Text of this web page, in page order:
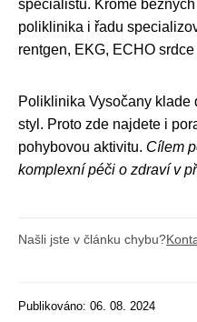
specialistů. Kromě
poliklinika i řadu
rentgen, EKG, ECHO
Poliklinika Vysočany klade
styl. Proto zde najdete i
pohybovou aktivitu. Cílem
komplexní péči o zdraví v
Našli jste v článku chybu?
Publikováno: 06. 08. 2024